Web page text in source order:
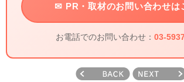
✉ PR・取材のお問い合わせは
お電話でのお問い合わせ： 03-